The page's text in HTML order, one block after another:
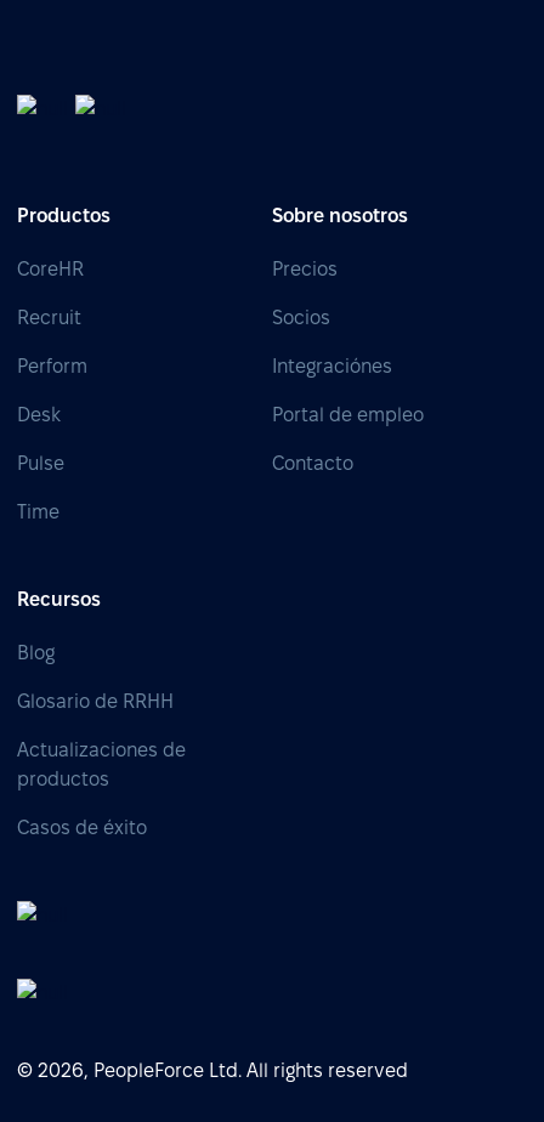
Productos
CoreHR
Recruit
Perform
Desk
Pulse
Time
Sobre nosotros
Precios
Socios
Integraciónes
Portal de empleo
Contacto
Recursos
Blog
Glosario de RRHH
Actualizaciones de
productos
Casos de éxito
© 2026, PeopleForce Ltd. All rights reserved